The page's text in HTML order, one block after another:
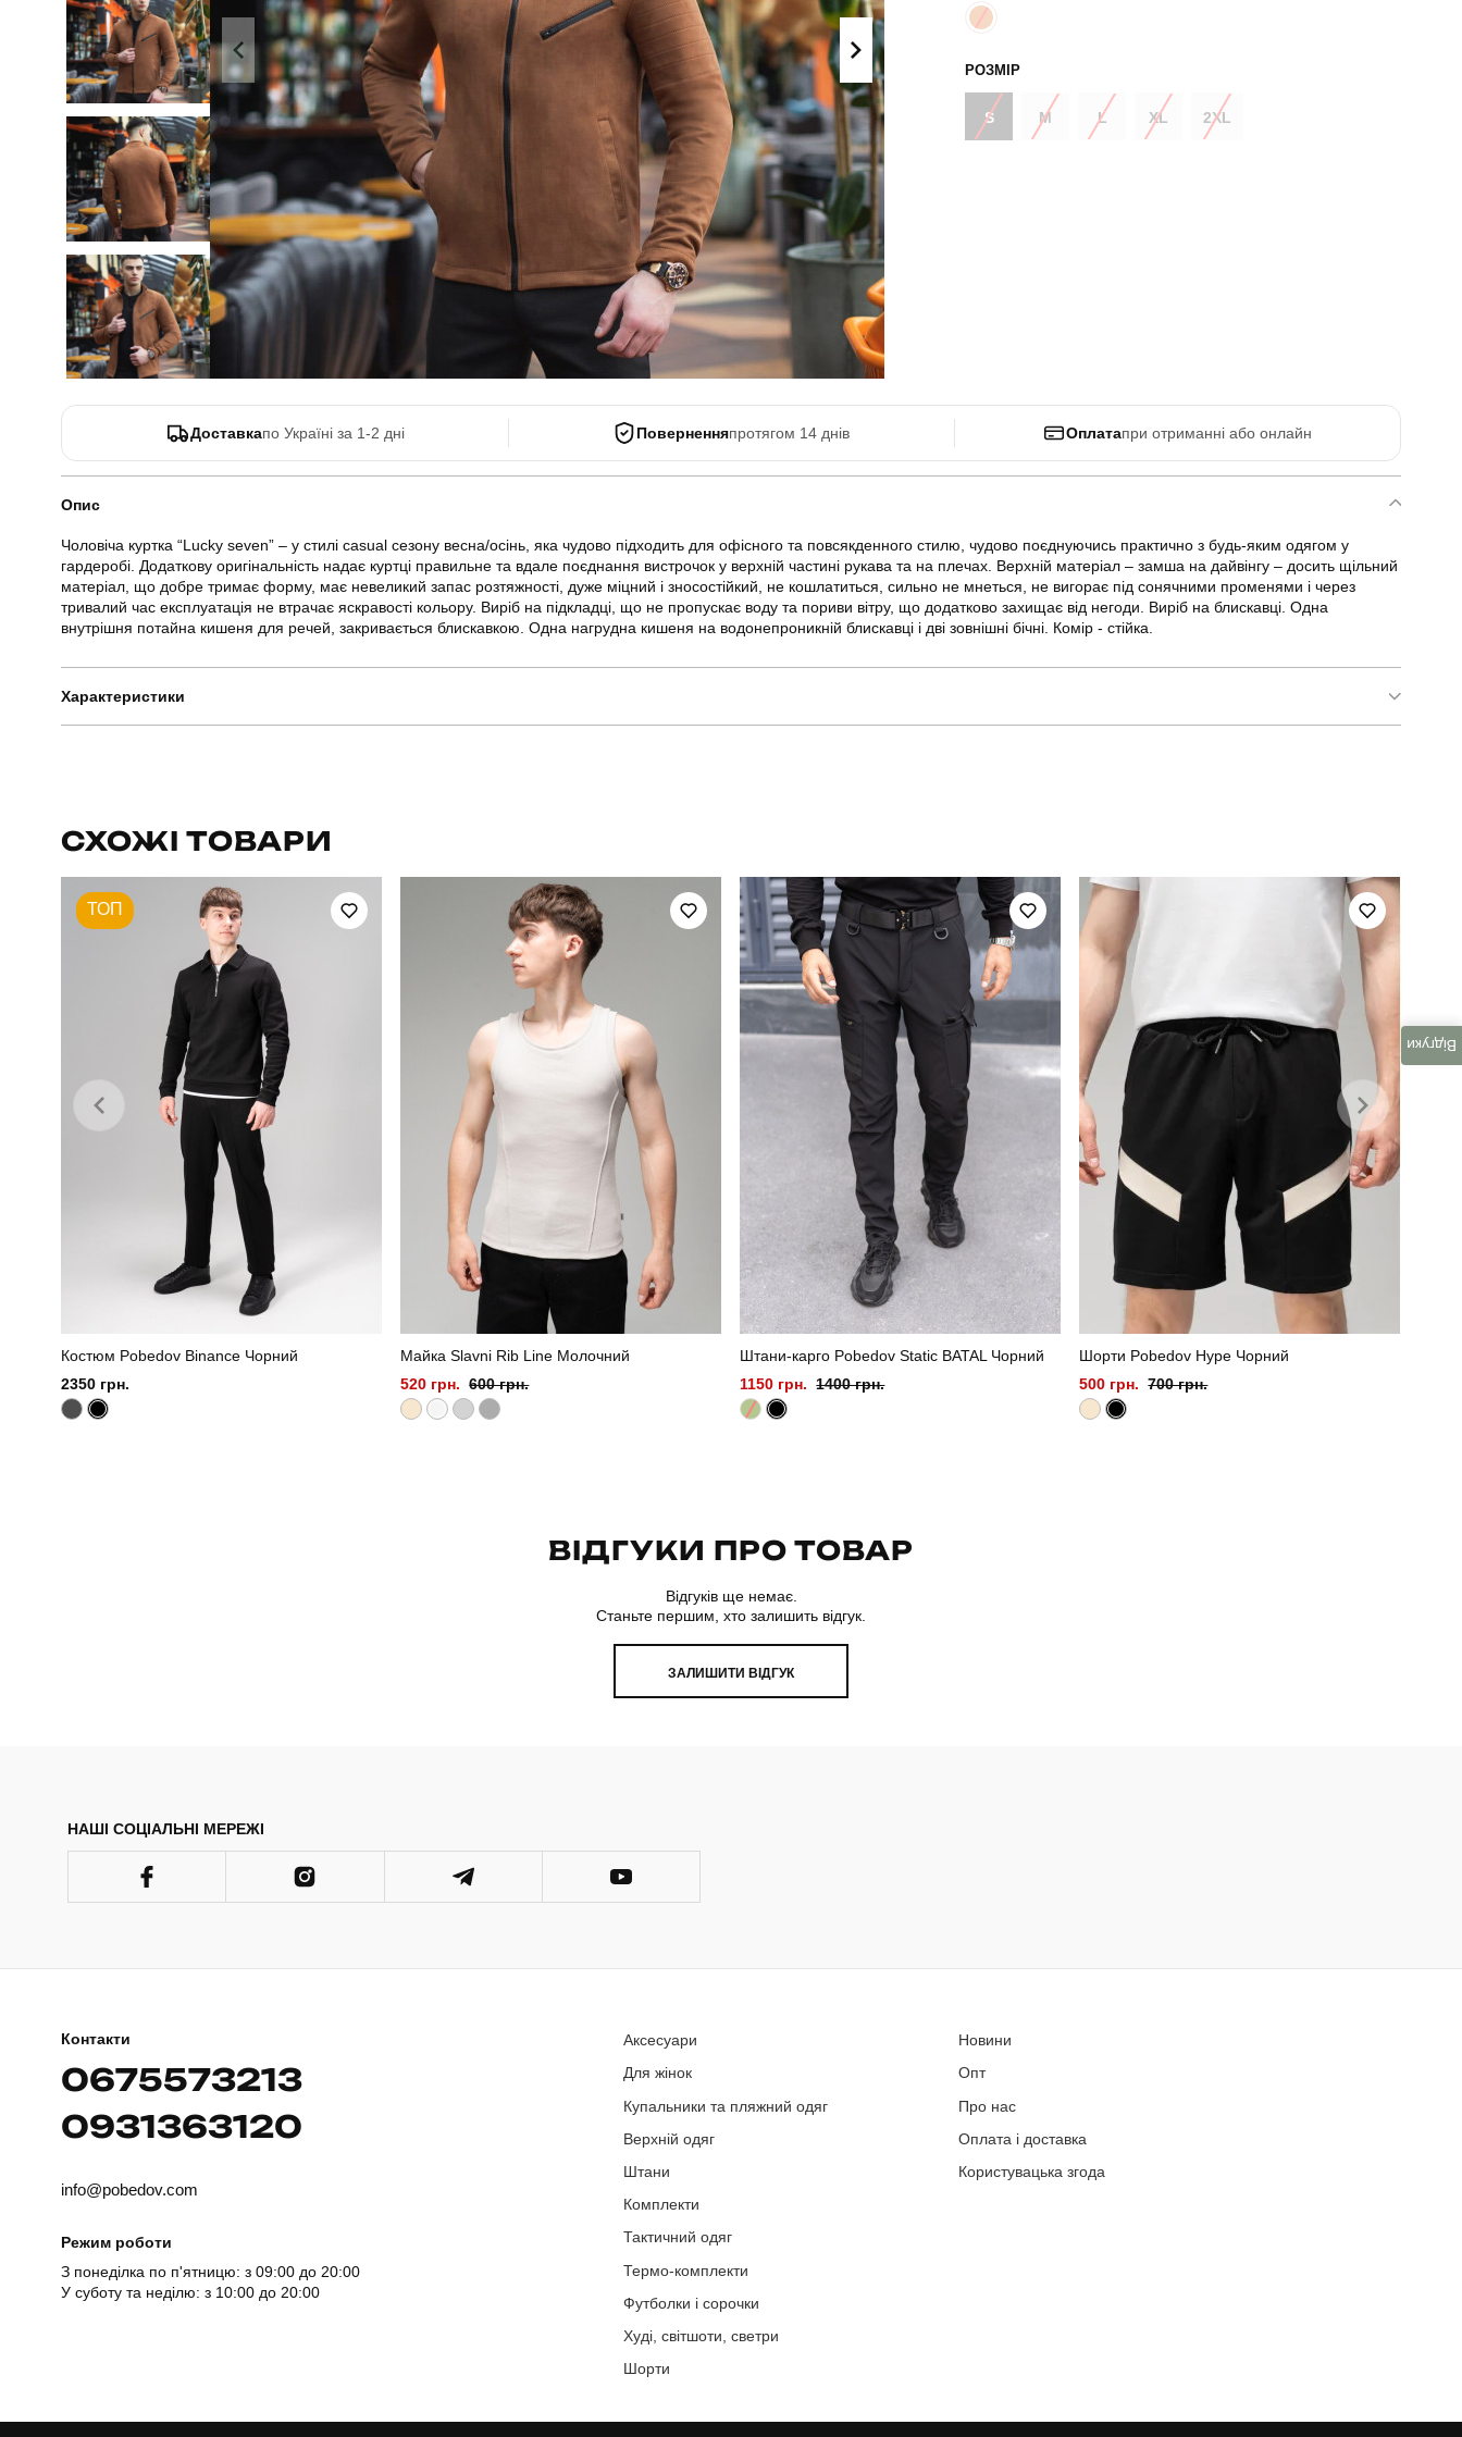
Літні комплекти
Комбінезони
костюми
Поло
Сорочки
Футболки
Майки
ХУДІ, СВІТШОТИ, СВЕТРИ
Кофти
Светри
Світшоти
Худі
Боді
РОЗМІР
S M L XL 2XL
Доставкапо Україні за 1-2 дні Поверненняпротягом 14 днів Оплатапри отриманні або онлайн
Опис
Чоловіча куртка “Lucky seven” – у стилі casual сезону весна/осінь, яка чудово підходить для офісного та повсякденного стилю, чудово поєднуючись практично з будь-яким одягом у
гардеробі. Додаткову оригінальність надає куртці правильне та вдале поєднання вистрочок у верхній частині рукава та на плечах. Верхній матеріал – замша на дайвінгу – досить щільний
матеріал, що добре тримає форму, має невеликий запас розтяжності, дуже міцний і зносостійкий, не кошлатиться, сильно не мнеться, не вигорає під сонячними променями і через
тривалий час експлуатація не втрачає яскравості кольору. Виріб на підкладці, що не пропускає воду та пориви вітру, що додатково захищає від негоди. Виріб на блискавці. Одна
внутрішня потайна кишеня для речей, закривається блискавкою. Одна нагрудна кишеня на водонепроникній блискавці і дві зовнішні бічні. Комір - стійка.
Характеристики
Стать
Сезон весна Колір рудий
Країна - виробник україна
СХОЖІ ТОВАРИ
ТОП
Костюм Pobedov Binance Чорний
2350 грн.
Майка Slavni Rib Line Молочний
520 грн. 600 грн.
Штани-карго Pobedov Static BATAL Чорний
1150 грн. 1400 грн.
Шорти Pobedov Hype Чорний
500 грн. 700 грн.
ВІДГУКИ ПРО ТОВАР
Відгуки
Відгуків ще немає.
Станьте першим, хто залишить відгук.
ЗАЛИШИТИ ВІДГУК
НАШІ СОЦІАЛЬНІ МЕРЕЖІ
Контакти
0675573213
0931363120
info@pobedov.com
Режим роботи
З понеділка по п'ятницю: з 09:00 до 20:00
У суботу та неділю: з 10:00 до 20:00
Аксесуари
Для жінок
Купальники та пляжний одяг
Верхній одяг
Штани
Комплекти
Тактичний одяг
Термо-комплекти
Футболки і сорочки
Худі, світшоти, светри
Шорти
Новини
Опт
Про нас
Оплата і доставка
Користувацька згода